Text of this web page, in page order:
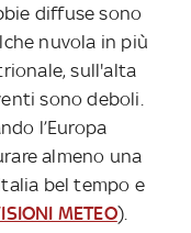
diffuse sono
nuvola in più
sull'alta
sono deboli.
l’Europa
almeno una
bel tempo e
METEO).